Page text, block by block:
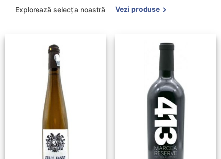
Explorează selecția noastră Vezi produse